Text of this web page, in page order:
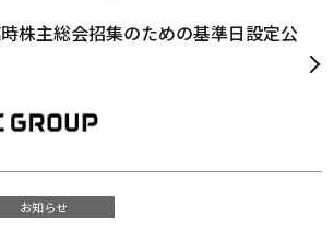
時株主総会招集のための基準日設定公
お知らせ